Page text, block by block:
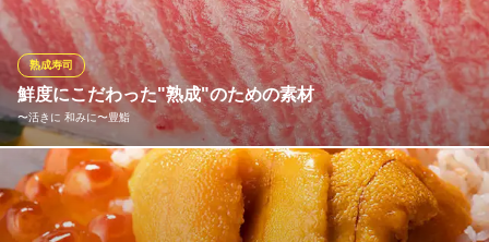
イカ・アオリイカなど時期によって様々なイカをご提供。信頼で
きる業者から仕入れるイカは、すべて天然で鮮度も抜群です。コ
リコリ、プリプリな歯応えがくせになる活イカをご堪能あれ！
鮨ダイニング 旨海 大宮西口本店
天然鮮魚の鮨ダイニング
ＪＲ大宮駅 徒歩4分
埼玉県さいたま市大宮区桜木町2-220-2
鮮度にこだわった"熟成"のための素材
〜活きに 和みに〜豊鮨
熟成寿司
熟成の技と並ぶ、豊鮨の美味しさに欠かせないこだわりがネタと
なる素材。店主自ら全国各地の漁港や市場に足を運び厳選。漁
師・漁協・仲買いと直接話をした上で契約します。毎日の仕入れ